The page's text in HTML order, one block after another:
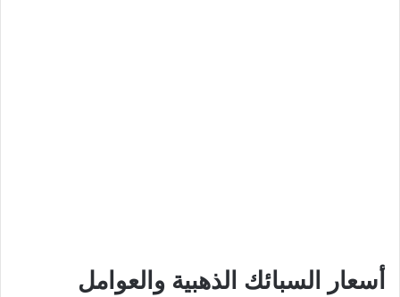
أسعار السبائك الذهبية والعوامل